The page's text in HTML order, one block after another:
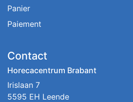
Panier
Paiement
Contact
Horecacentrum Brabant
Irislaan 7
5595 EH Leende